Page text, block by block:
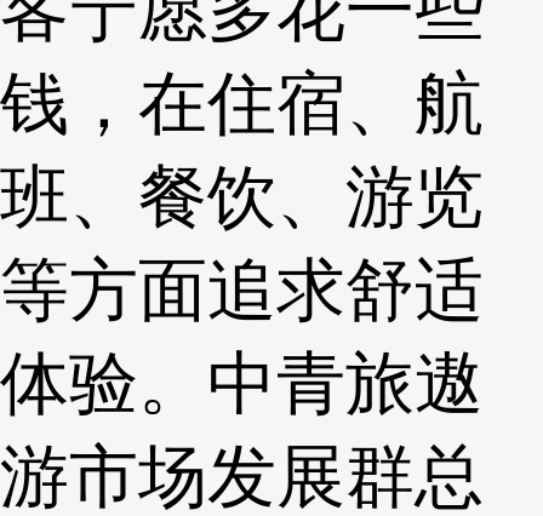
钱，在住宿、航
班、餐饮、游览
等方面追求舒适
体验。中青旅遨
游市场发展群总